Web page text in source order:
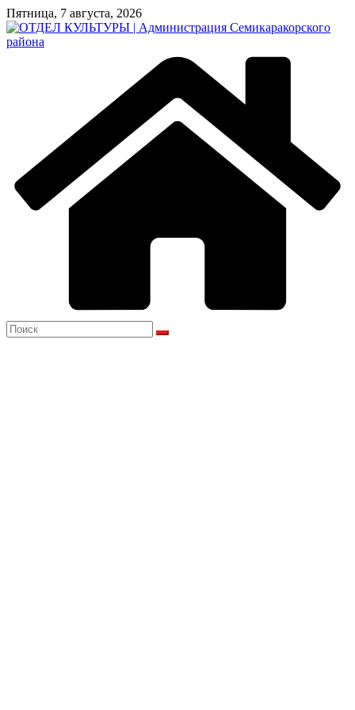
Перейти
к
содержимому
Пятница, 7 августа, 2026